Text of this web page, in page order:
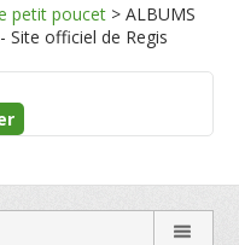
petit poucet > ALBUMS
Site officiel de Regis